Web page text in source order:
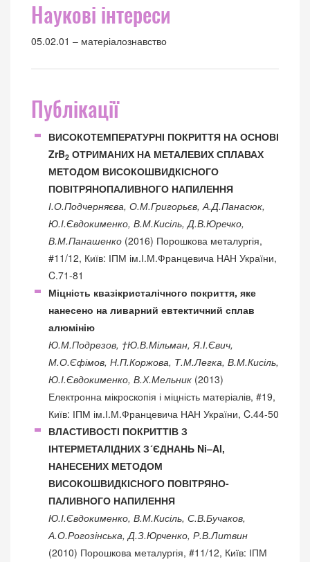
Наукові інтереси
05.02.01 – матеріалознавство
Публікації
ВИСОКОТЕМПЕРАТУРНІ ПОКРИТТЯ НА ОСНОВІ
ZrB2 ОТРИМАНИХ НА МЕТАЛЕВИХ СПЛАВАХ
МЕТОДОМ ВИСОКОШВИДКІСНОГО
ПОВІТРЯНОПАЛИВНОГО НАПИЛЕННЯ
І.О.Подчерняєва, О.М.Григорьєв, А.Д.Панасюк,
Ю.І.Євдокименко, В.М.Кисіль, Д.В.Юречко,
В.М.Панашенко (2016) Порошкова металургія,
#11/12, Київ: ІПМ ім.І.М.Францевича НАН України,
C.71-81
Міцність квазікристалічного покриття, яке
нанесено на ливарний евтектичний сплав
алюмінію
Ю.М.Подрезов, †Ю.В.Мільман, Я.І.Євич,
М.О.Єфімов, Н.П.Коржова, Т.М.Легка, В.М.Кисіль,
Ю.І.Євдокименко, В.Х.Мельник (2013)
Електронна мікроскопія і міцність матеріалів, #19,
Київ: ІПМ ім.І.М.Францевича НАН України, C.44-50
ВЛАСТИВОСТІ ПОКРИТТІВ З
ІНТЕРМЕТАЛІДНИХ З´ЄДНАНЬ Ni–Al,
НАНЕСЕНИХ МЕТОДОМ
ВИСОКОШВИДКІСНОГО ПОВІТРЯНО-
ПАЛИВНОГО НАПИЛЕННЯ
Ю.І.Євдокименко, В.М.Кисіль, С.В.Бучаков,
А.О.Рогозінська, Д.З.Юрченко, Р.В.Литвин
(2010) Порошкова металургія, #11/12, Київ: ІПМ